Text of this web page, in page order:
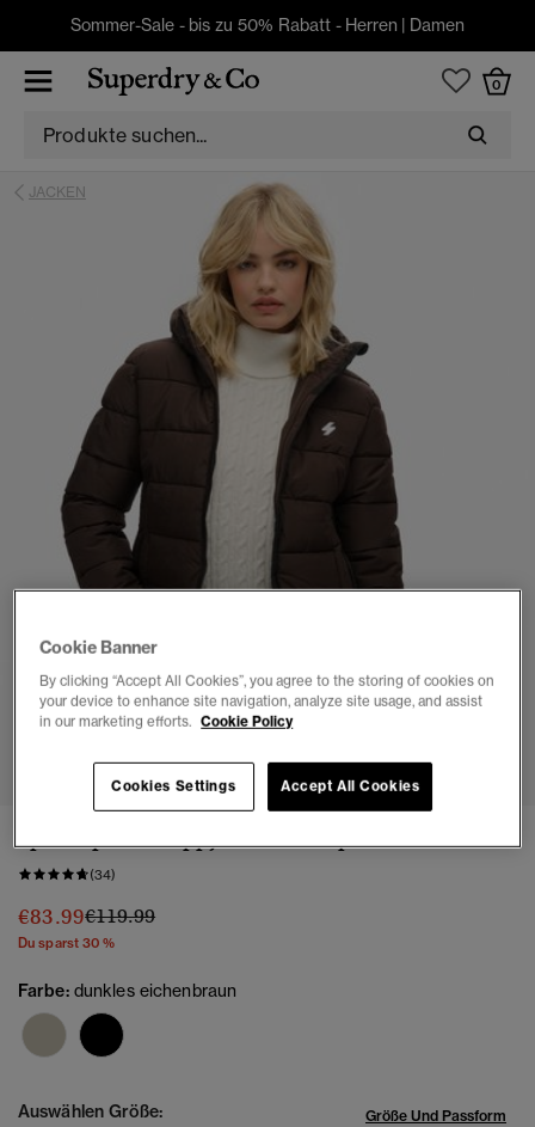
Sommer-Sale - bis zu 50% Rabatt - Herren | Damen
0
JACKEN
Spirit Sports Steppjacke mit Kapuze
(34)
€83.99Preis wurde reduziert von
€119.99bis
Du sparst 30 %
Farbe: dunkles eichenbraun
Auswählen Größe: Größe Und Passform
Cookie Banner
By clicking “Accept All Cookies”, you agree to the storing of cookies on
your device to enhance site navigation, analyze site usage, and assist
in our marketing efforts. Cookie Policy
Accept All Cookies
Cookies Settings